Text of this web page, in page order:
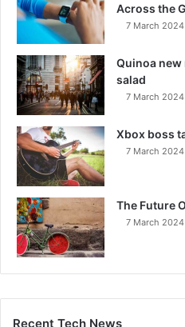
Across the
7 March 2024
Quinoa new
salad
7 March 2024
Xbox boss
7 March 2024
The Future
7 March 2024
Recent Tech News